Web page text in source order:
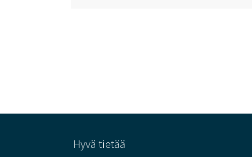
Hyvä tietää